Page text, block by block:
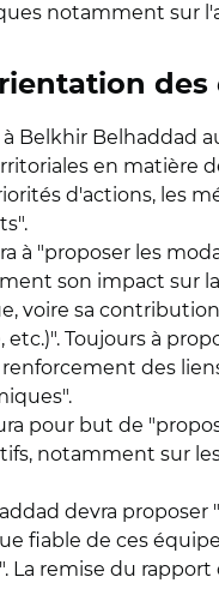
notamment sur
Belkhir Belhaddad
en matière
d'actions, les
à "proposer les
son impact sur
voire sa
etc.)". Toujours à
des
pour but de
notamment sur
devra
fiable de ces
La remise du